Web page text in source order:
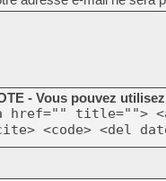
- Vous pouvez
href="" title="">
<code> <del